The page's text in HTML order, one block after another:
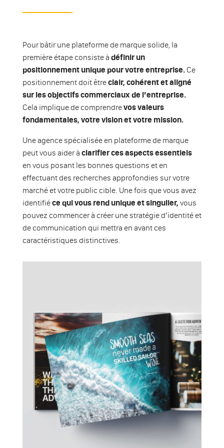
Pour bâtir une plateforme de marque solide, la
première étape consiste à définir un
positionnement unique pour votre entreprise.Ce
positionnement doit êtreclair, cohérent et aligné
sur les objectifs commerciaux de l’entreprise.
Cela implique de comprendrevos valeurs
fondamentales, votre vision et votre mission.
Une agence spécialisée en plateforme de marque
peut vous aider à clarifier ces aspects essentiels
en vous posant les bonnes questions et en
effectuant des recherches approfondies sur votre
marché et votre public cible. Une fois que vous avez
identifiéce qui vous rend unique et singulier, vous
pouvez commencer à créer une stratégie d’identité et
de communication qui mettra en avant ces
caractéristiques distinctives.